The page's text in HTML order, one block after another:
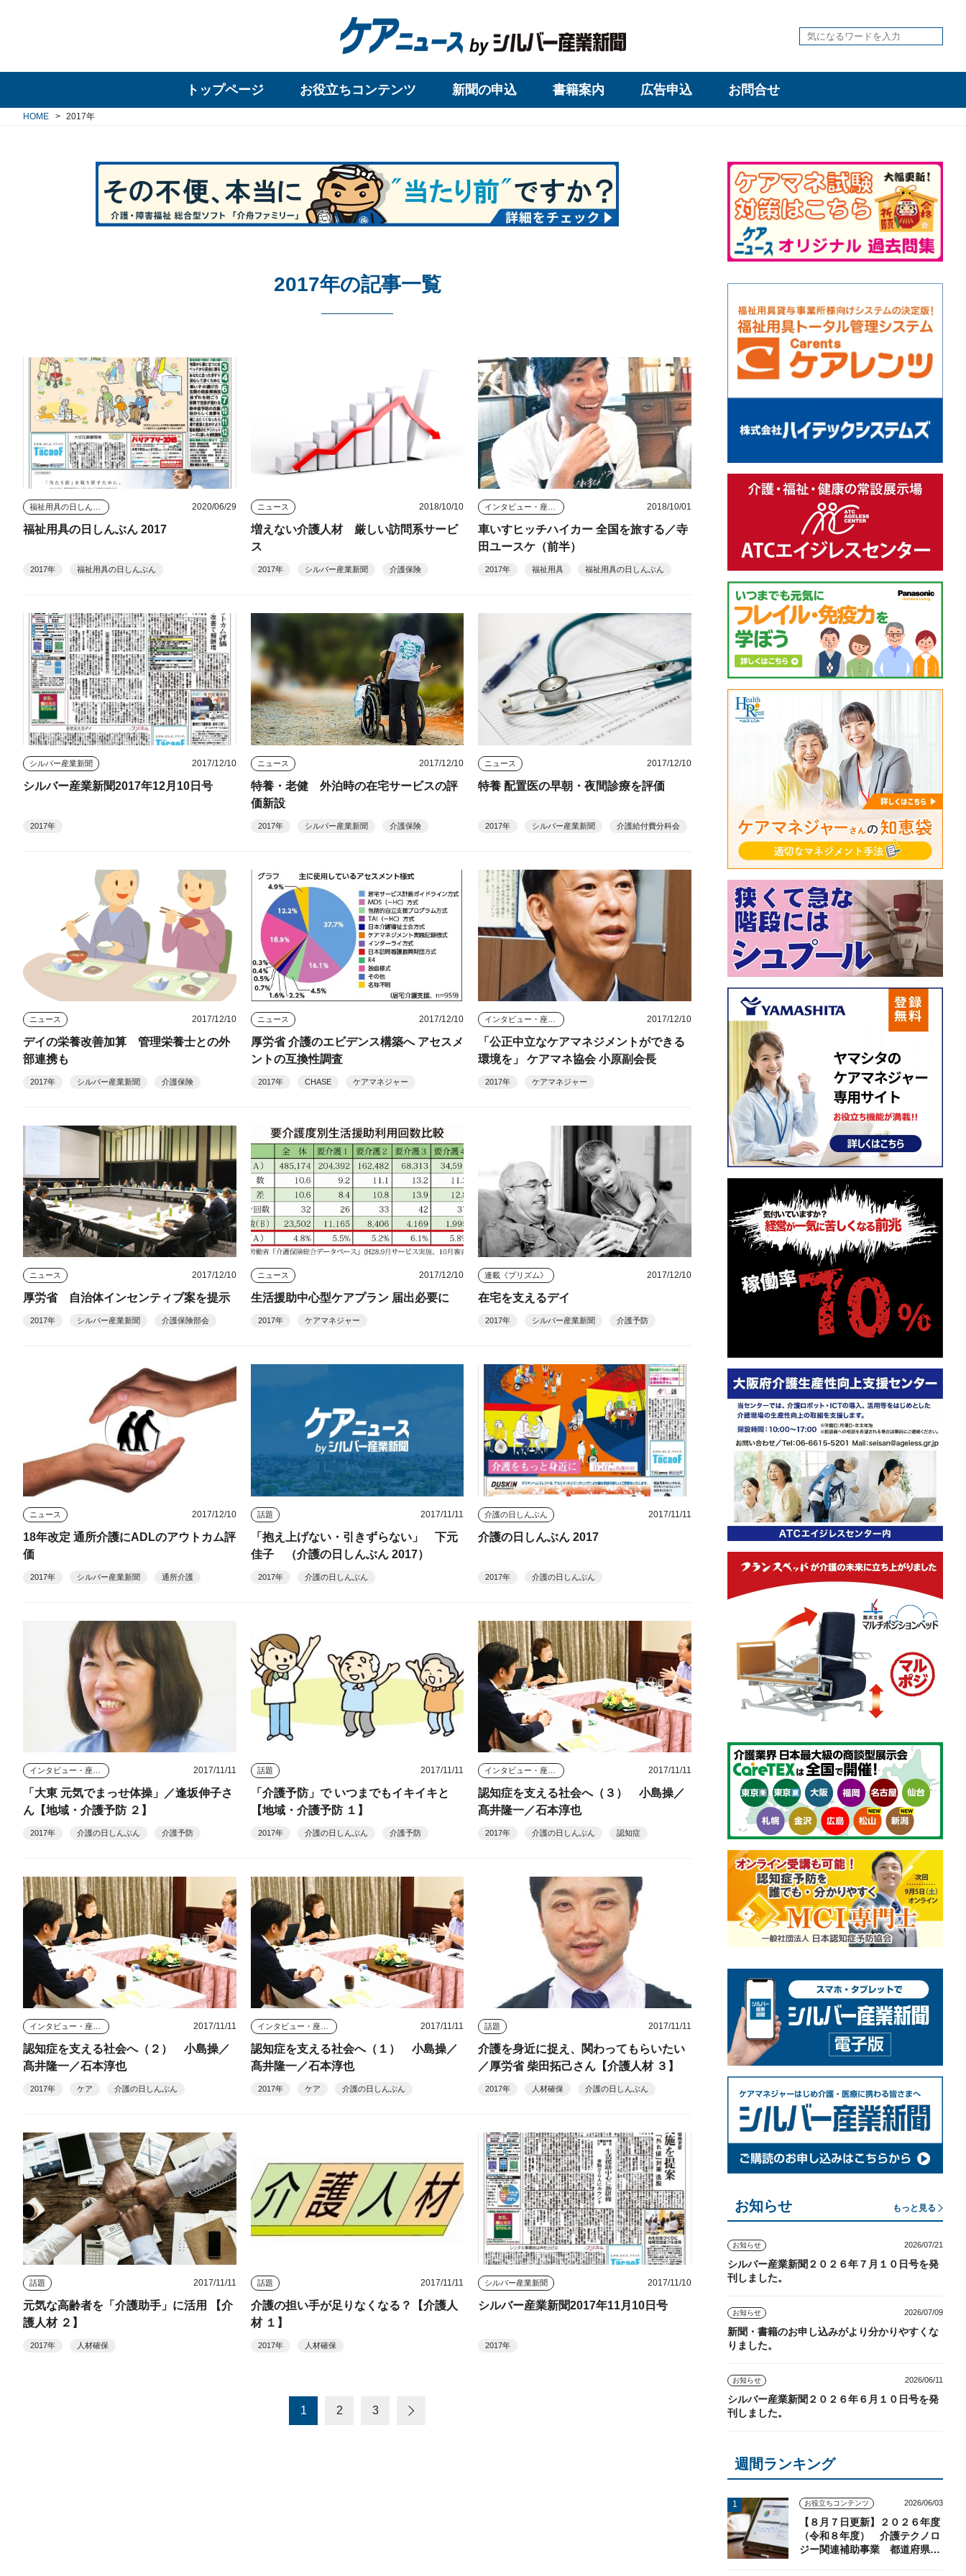
トップページ お役立ちコンテンツ 新聞の申込 書籍案内 広告申込 お問合せ
HOME 2017年
2017年の記事一覧
2020/06/29
福祉用具の日しんぶん 2017
2017年 福祉用具の日しんぶん
ニュース 2018/10/10
増えない介護人材 厳しい訪問系サービ
ス
2017年 シルバー産業新聞 介護保険
2018/10/01
車いすヒッチハイカー 全国を旅する／寺
田ユースケ（前半）
2017年 福祉用具 福祉用具の日しんぶん
シルバー産業新聞 2017/12/10
シルバー産業新聞2017年12月10日号
2017年
ニュース 2017/12/10
特養・老健 外泊時の在宅サービスの評
価新設
2017年 シルバー産業新聞 介護保険
ニュース 2017/12/10
特養 配置医の早朝・夜間診療を評価
2017年 シルバー産業新聞 介護給付費分科会
ニュース 2017/12/10
デイの栄養改善加算 管理栄養士との外
部連携も
2017年 シルバー産業新聞 介護保険
ニュース 2017/12/10
厚労省 介護のエビデンス構築へ アセスメ
ントの互換性調査
2017年 CHASE ケアマネジャー
2017/12/10
「公正中立なケアマネジメントができる
環境を」 ケアマネ協会 小原副会長
2017年 ケアマネジャー
ニュース 2017/12/10
厚労省 自治体インセンティブ案を提示
2017年 シルバー産業新聞 介護保険部会
ニュース 2017/12/10
生活援助中心型ケアプラン 届出必要に
2017年 ケアマネジャー
連載《プリズム》 2017/12/10
在宅を支えるデイ
2017年 シルバー産業新聞 介護予防
ニュース 2017/12/10
18年改定 通所介護にADLのアウトカム評
価
2017年 シルバー産業新聞 通所介護
話題 2017/11/11
「抱え上げない・引きずらない」 下元
佳子 （介護の日しんぶん 2017）
2017年 介護の日しんぶん
介護の日しんぶん 2017/11/11
介護の日しんぶん 2017
2017年 介護の日しんぶん
2017/11/11
「大東 元気でまっせ体操」／逢坂伸子さ
ん【地域・介護予防 ２】
2017年 介護の日しんぶん 介護予防
話題 2017/11/11
「介護予防」で いつまでもイキイキと
【地域・介護予防 １】
2017年 介護の日しんぶん 介護予防
2017/11/11
認知症を支える社会へ（３） 小島操／
髙井隆一／石本淳也
2017年 介護の日しんぶん 認知症
2017/11/11
認知症を支える社会へ（２） 小島操／
髙井隆一／石本淳也
2017年 ケア 介護の日しんぶん
インタビュー・座談会 2017/11/11
認知症を支える社会へ（１） 小島操／
髙井隆一／石本淳也
2017年 ケア 介護の日しんぶん
話題 2017/11/11
介護を身近に捉え、関わってもらいたい
／厚労省 柴田拓己さん【介護人材 ３】
2017年 人材確保 介護の日しんぶん
話題 2017/11/11
元気な高齢者を「介護助手」に活用 【介
護人材 ２】
2017年 人材確保
話題 2017/11/11
介護の担い手が足りなくなる？【介護人
材 １】
2017年 人材確保
シルバー産業新聞 2017/11/10
シルバー産業新聞2017年11月10日号
2017年
1 2 3
お知らせ もっと見る
お知らせ 2026/07/21
シルバー産業新聞２０２６年７月１０日号を発
刊しました。
お知らせ 2026/07/09
新聞・書籍のお申し込みがより分かりやすくな
りました。
お知らせ 2026/06/11
シルバー産業新聞２０２６年６月１０日号を発
刊しました。
週間ランキング
お役立ちコンテンツ 2026/06/03
【８月７日更新】２０２６年度
（令和８年度） 介護テクノロ
ジー関連補助事業 都道府県の